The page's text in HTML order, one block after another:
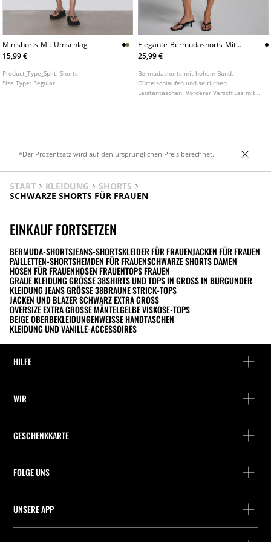
Minishorts-Mit-Umschlag
15,99 €
Product_Type_Split:Shorts
Size Type: Regular
Elegante-Bermudashorts-Mit-
Uberkreuztem-Bund
25,99 €
Bermudashorts mit hohem Bund,
Gürtelschlaufen und seitlichen
Leistentaschen. Vorderer Verschluss mit
*Der Prozentsatz wird auf den ursprünglichen Preis berechnet.
START KLEIDUNG
SHORTS
SCHWARZE SHORTS FÜR FRAUEN
EINKAUF FORTSETZEN
BERMUDA-SHORTSJEANS-SHORTSKLEIDER FÜR FRAUENJACKEN FÜR FRAUEN
PAILLETTEN-SHORTSHEMDEN FÜR FRAUENSCHWARZE SHORTS DAMEN
HOSEN FÜR FRAUENHOSEN FRAUENTOPS FRAUEN
GRAUE KLEIDUNG GRÖSSE 38 SHIRTS UND TOPS IN GROSS IN BURGUNDER
KLEIDUNG JEANS GRÖSSE 38 BRAUNE STRICK-TOPS
JACKEN UND BLAZER SCHWARZ EXTRA GROSS
OVERSIZE EXTRA GROSSE MÄNTEL GELBE VISKOSE-TOPS
BEIGE OBERBEKLEIDUNGENWEISSE HANDTASCHEN
KLEIDUNG UND VANILLE-ACCESSOIRES
HILFE
Wo befindet sich deine Bestellung gerade?
Packstation-Finder
Präferenz-Cookies
WIR
Unternehmen
Company Profile
GESCHENKKARTE
Kauf einer Geschenkkarte
FOLGE UNS
UNSERE APP